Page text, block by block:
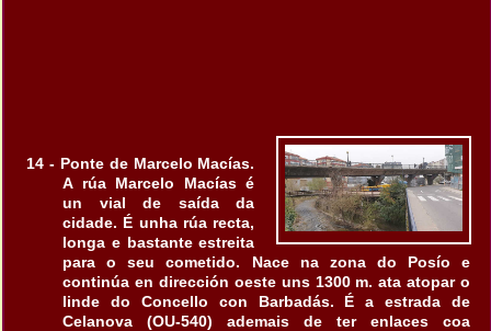
14 - Ponte de Marcelo Macías.
A rúa Marcelo Macías é
un vial de saída da
cidade. É unha rúa recta,
longa e bastante estreita
para o seu cometido. Nace na zona do Posío e
continúa en dirección oeste uns 1300 m. ata atopar o
linde do Concello con Barbadás. É a estrada de
Celanova (OU-540) ademais de ter enlaces coa